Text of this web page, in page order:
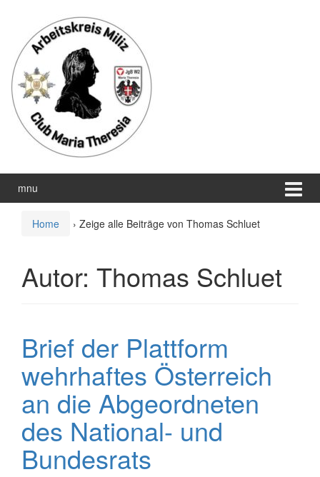
wechseln
Hauptmenü
springen
mnu
Home › Zeige alle Beiträge von Thomas Schluet
Autor: Thomas Schluet
Brief der Plattform
wehrhaftes Österreich
an die Abgeordneten
des National- und
Bundesrats